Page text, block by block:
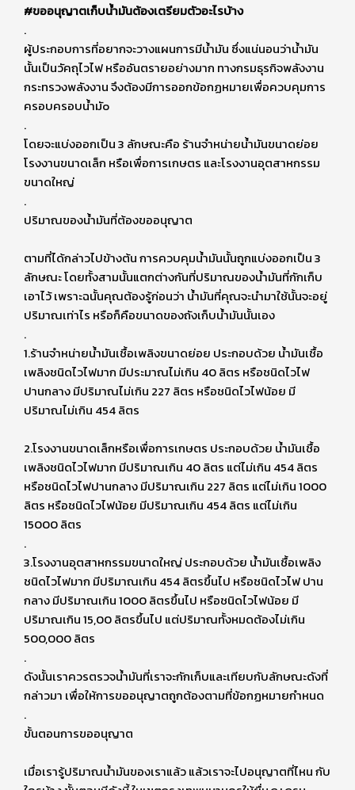
#ขออนุญาตเก็บน้ำมันต้องเตรียมตัวอะไรบ้าง
.
ผู้ประกอบการที่อยากจะวางแผนการมีน้ำมัน ซึ่งแน่นอนว่าน้ำมัน
นั้นเป็นวัคถุไวไฟ หรืออันตรายอย่างมาก ทางกรมธุรกิจพลังงาน
กระทรวงพลังงาน จึงต้องมีการออกข้อกฏหมายเพื่อควบคุมการ
ครอบครอบน้ำมัo
.
โดยจะแบ่งออกเป็น 3 ลักษณะคือ ร้านจำหน่ายน้ำมันขนาดย่อย
โรงงานขนาดเล็ก หรือเพื่อการเกษตร และโรงงานอุตสาหกรรม
ขนาดใหญ่
.
ปริมาณของน้ำมันที่ต้องขออนุญาต
ตามที่ได้กล่าวไปข้างต้น การควบคุมน้ำมันนั้นถูกแบ่งออกเป็น 3
ลักษณะ โดยทั้งสามนั้นแตกต่างกันที่ปริมาณของน้ำมันที่กักเก็บ
เอาไว้ เพราะฉนั้นคุณต้องรู้ก่อนว่า น้ำมันที่คุณจะนำมาใช้นั้นจะอยู่
ปริมาณเท่าไร หรือก็คือขนาดของถังเก็บน้ำมันนั้นเอง
.
1.ร้านจำหน่ายน้ำมันเชื้อเพลิงขนาดย่อย ประกอบด้วย นํ้ามันเชื้อ
เพลิงชนิดไวไฟมาก มีประมาณไม่เกิน 40 ลิตร หรือชนิดไวไฟ
ปานกลาง มีปริมาณไม่เกิน 227 ลิตร หรือชนิดไวไฟน้อย มี
ปริมาณไม่เกิน 454 ลิตร
2.โรงงานขนาดเล็กหรือเพื่อการเกษตร ประกอบด้วย นํ้ามันเชื้อ
เพลิงชนิดไวไฟมาก มีปริมาณเกิน 40 ลิตร แต่ไม่เกิน 454 ลิตร
หรือชนิดไวไฟปานกลาง มีปริมาณเกิน 227 ลิตร แต่ไม่เกิน 1000
ลิตร หรือชนิดไวไฟน้อย มีปริมาณเกิน 454 ลิตร แต่ไม่เกิน
15000 ลิตร
.
3.โรงงานอุตสาหกรรมขนาดใหญ่ ประกอบด้วย นํ้ามันเชื้อเพลิง
ชนิดไวไฟมาก มีปริมาณเกิน 454 ลิตรขึ้นไป หรือชนิดไวไฟ ปาน
กลาง มีปริมาณเกิน 1000 ลิตรขึ้นไป หรือชนิดไวไฟน้อย มี
ปริมาณเกิน 15,00 ลิตรขึ้นไป แต่ปริมาณทั้งหมดต้องไม่เกิน
500,000 ลิตร
.
ดังนั้นเราควรตรวจน้ำมันที่เราจะกักเก็บและเทียบกับลักษณะดังที่
กล่าวมา เพื่อให้การขออนุญาตถูกต้องตามที่ข้อกฏหมายกำหนด
.
ขั้นตอนการขออนุญาต
เมื่อเรารู้ปริมาณน้ำมันของเราแล้ว แล้วเราจะไปอนุญาตที่ไหน กับ